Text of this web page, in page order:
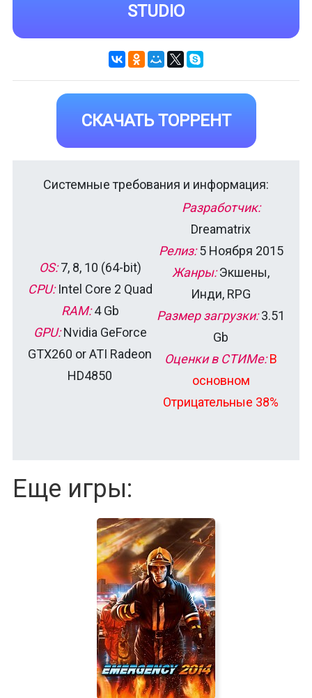
STUDIO
СКАЧАТЬ ТОРРЕНТ
Системные требования и информация:
OS:7, 8, 10 (64-bit)
CPU:Intel Core 2 Quad
RAM:4 Gb
GPU:Nvidia GeForce
GTX260 or ATI Radeon
HD4850
Разработчик:
Dreamatrix
Релиз:5 Ноября 2015
Жанры:Экшены,
Инди, RPG
Размер загрузки:3.51
Gb
Оценки в СТИМе: В
основном
Отрицательные 38%
Еще игры: